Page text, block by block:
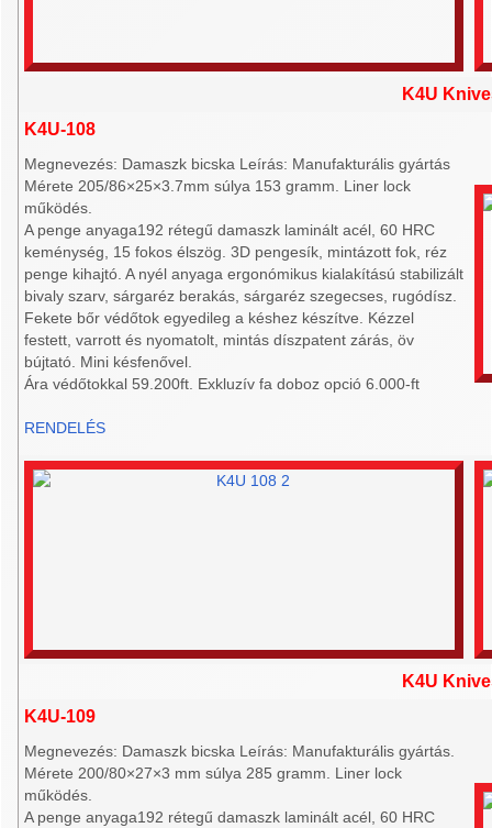
K4U
K4U-108
Megnevezés: Damaszk bicska Leírás: Manufakturális gyártás
Mérete 205/86×25×3.7mm súlya 153 gramm. Liner lock
működés.
A penge anyaga192 rétegű damaszk laminált acél, 60 HRC
keménység, 15 fokos élszög. 3D pengesík, mintázott fok, réz
penge kihajtó. A nyél anyaga ergonómikus kialakítású stabilizált
bivaly szarv, sárgaréz berakás, sárgaréz szegecses, rugódísz.
Fekete bőr védőtok egyedileg a késhez készítve. Kézzel
festett, varrott és nyomatolt, mintás díszpatent zárás, öv
bújtató. Mini késfenővel.
Ára védőtokkal 59.200ft. Exkluzív fa doboz opció 6.000-ft
RENDELÉS
K4U
K4U-109
Megnevezés: Damaszk bicska Leírás: Manufakturális gyártás.
Mérete 200/80×27×3 mm súlya 285 gramm. Liner lock
működés.
A penge anyaga192 rétegű damaszk laminált acél, 60 HRC